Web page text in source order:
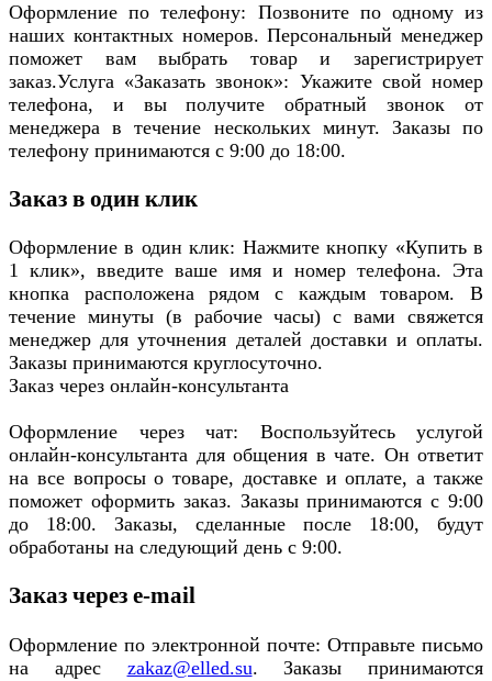
Оформление по телефону: Позвоните по одному из
наших контактных номеров. Персональный менеджер
поможет вам выбрать товар и зарегистрирует
заказ.Услуга «Заказать звонок»: Укажите свой номер
телефона, и вы получите обратный звонок от
менеджера в течение нескольких минут. Заказы по
телефону принимаются с 9:00 до 18:00.
Заказ в один клик
Оформление в один клик: Нажмите кнопку «Купить в
1 клик», введите ваше имя и номер телефона. Эта
кнопка расположена рядом с каждым товаром. В
течение минуты (в рабочие часы) с вами свяжется
менеджер для уточнения деталей доставки и оплаты.
Заказы принимаются круглосуточно.
Заказ через онлайн-консультанта
Оформление через чат: Воспользуйтесь услугой
онлайн-консультанта для общения в чате. Он ответит
на все вопросы о товаре, доставке и оплате, а также
поможет оформить заказ. Заказы принимаются с 9:00
до 18:00. Заказы, сделанные после 18:00, будут
обработаны на следующий день с 9:00.
Заказ через e-mail
Оформление по электронной почте: Отправьте письмо
на адрес zakaz@elled.su. Заказы принимаются